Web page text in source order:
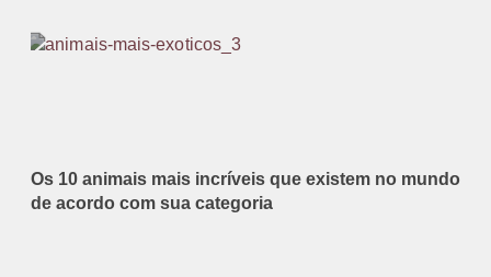
Os 10 animais mais incríveis que existem no mundo
de acordo com sua categoria